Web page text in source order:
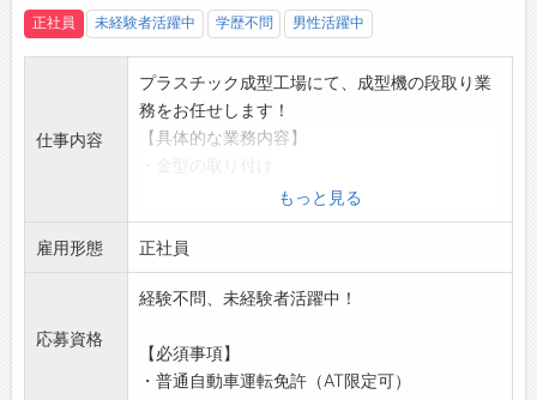
◇働く喜びと誇り
・人生のうち大半を過ごす職場が、社員にとっ
境づくりに努めています。
・社員一人ひとりが、自らの仕事に誇りを持て
るような職場づくりを進めています。
◇平日にちょっとお休みが欲しい方
◇プラスチック製品の製造に興味がある方
◆モノづくりのスキルをイチから学びたい方
変更範囲：会社の定める業務（生産業務）
正社員 未経験者活躍中 学歴不問 男性活躍中
仕事内容
プラスチック成型工場にて、成型機の段取り業
務をお任せします！
【具体的な業務内容】
・条件表をもとに、成型機へタッチパネル式で
数値入力（機械設定）
・製品が規格通りに成型されるか確認、修正
・量産加工品の抜き取り検査
・その他、プラスチック成型に関わる付随業務
・学歴不問！経験不問！無資格活躍中！
・フォロー体制が整っているので、未経験でも
もっと見る
雇用形態 正社員
応募資格
経験不問、未経験者活躍中！
【必須事項】
・普通自動車運転免許（AT限定可）